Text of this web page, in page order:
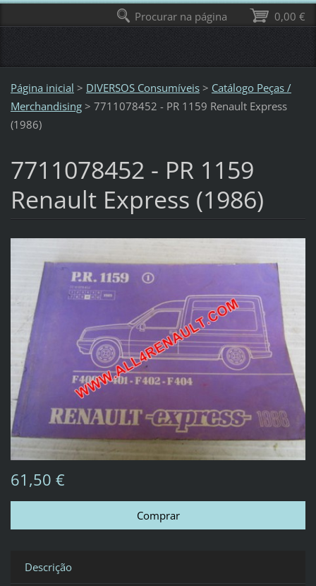
Página inicial > DIVERSOS Consumíveis > Catálogo Peças /
Merchandising > 7711078452 - PR 1159 Renault Express
(1986)
7711078452 - PR 1159
Renault Express (1986)
61,50 €
Descrição
0,00 €
Procurar na página